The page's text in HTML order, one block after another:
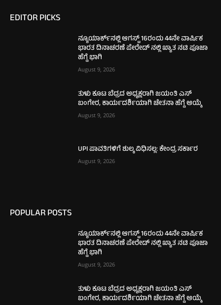
EDITOR PICKS
ನ್ಯೂಯಾರ್ಕ್‌ನಲ್ಲಿ ಆಗಸ್ಟ್ 16ರಂದು 44ನೇ ವಾರ್ಷಿಕ
ಭಾರತ ದಿನಾಚರಣೆ ಪೇರೇಡ್ ನಲ್ಲಿ ಖ್ಯಾತ ನಟಿ ಪೂಜಾ
ಹೆಗ್ಡೆ ಭಾಗಿ
August 9, 2026
ತುಳು ಕೂಟ ಬೆದ್ರದ ಅಧ್ಯಕ್ಷರಾಗಿ ಜಯಂತಿ ಎಸ್
ಬಂಗೇರ, ಕಾರ್ಯದರ್ಶಿಯಾಗಿ ಚೇತನಾ ಹೆಗ್ಡೆ ಆಯ್ಕೆ
August 9, 2026
UPI ಪಾವತಿಗಳಿಗೆ ಶುಲ್ಕ ವಿಧಿಸಲ್ಲ: ಕೇಂದ್ರ ಸರ್ಕಾರ
August 9, 2026
POPULAR POSTS
ನ್ಯೂಯಾರ್ಕ್‌ನಲ್ಲಿ ಆಗಸ್ಟ್ 16ರಂದು 44ನೇ ವಾರ್ಷಿಕ
ಭಾರತ ದಿನಾಚರಣೆ ಪೇರೇಡ್ ನಲ್ಲಿ ಖ್ಯಾತ ನಟಿ ಪೂಜಾ
ಹೆಗ್ಡೆ ಭಾಗಿ
August 9, 2026
ತುಳು ಕೂಟ ಬೆದ್ರದ ಅಧ್ಯಕ್ಷರಾಗಿ ಜಯಂತಿ ಎಸ್
ಬಂಗೇರ, ಕಾರ್ಯದರ್ಶಿಯಾಗಿ ಚೇತನಾ ಹೆಗ್ಡೆ ಆಯ್ಕೆ